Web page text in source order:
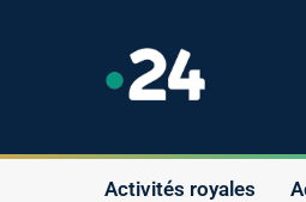
Activités royales